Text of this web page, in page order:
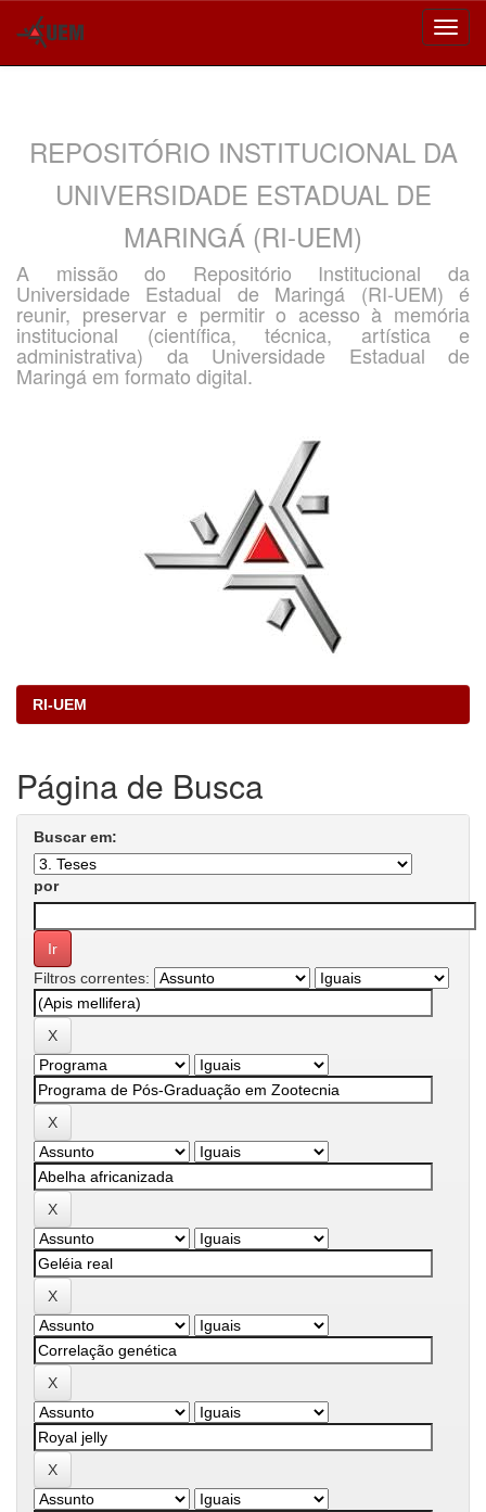
REPOSITÓRIO INSTITUCIONAL DA
UNIVERSIDADE ESTADUAL DE
MARINGÁ (RI-UEM)
A missão do Repositório Institucional da
Universidade Estadual de Maringá (RI-UEM) é
reunir, preservar e permitir o acesso à memória
institucional (científica, técnica, artística e
administrativa) da Universidade Estadual de
Maringá em formato digital.
RI-UEM
Página de Busca
Buscar em:
por
Filtros correntes: